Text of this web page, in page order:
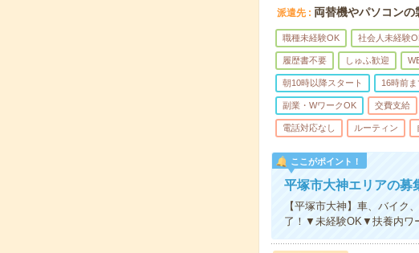
派遣先 両替機やパソコンの
職種未経験OK 社会人未経験
履歴書不要 しゅふ歓迎
朝10時以降スタート 16時前
副業・WワークOK 交費支給
電話対応なし ルーティン
ここがポイント！
平塚市大神エリアの募
【平塚市大神】車、バイク
了！▼未経験OK▼扶養内ワ